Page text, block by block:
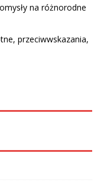
na różnorodne
przeciwwskazania,